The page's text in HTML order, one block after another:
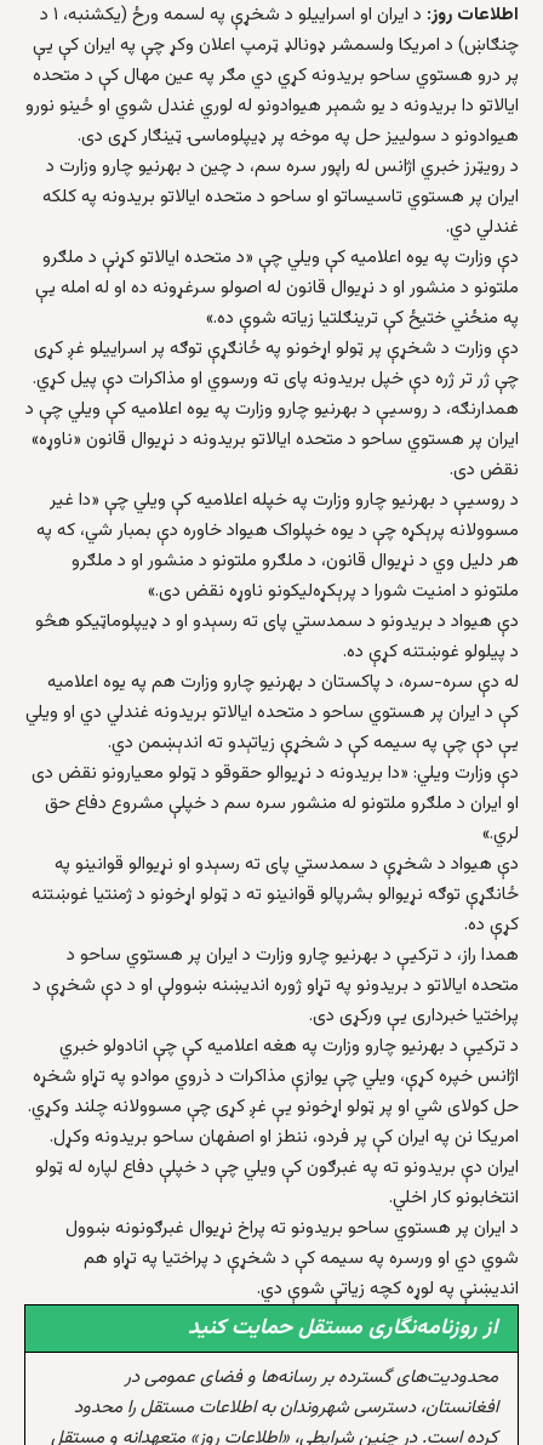
اطلاعات روز:
د ایران او اسراییلو د شخړې په لسمه ورځ (یکشنبه، ۱ د
چنګاښ) د امریکا ولسمشر ډونالډ ټرمپ اعلان وکړ چې په ایران کې یې
پر درو هستوي ساحو بریدونه کړي دي مګر په عین مهال کې د متحده
ایالاتو دا بریدونه د یو شمېر هیوادونو له لوري غندل شوي او ځینو نورو
هیوادونو د سولییز حل په موخه پر ډیپلوماسۍ ټینګار کړی دی.
د رویټرز خبري اژانس له راپور سره سم، د چین د بهرنیو چارو وزارت د
ایران پر هستوي تاسیساتو او ساحو د متحده ایالاتو بریدونه په کلکه
غندلي دي.
دې وزارت په یوه اعلامیه کې ویلي چې «د متحده ایالاتو کړنې د ملګرو
ملتونو د منشور او د نړیوال قانون له اصولو سرغړونه ده او له امله یې
په منځني ختیځ کې ترینګلتیا زیاته شوې ده.»
دې وزارت د شخړې پر ټولو اړخونو په ځانګړې توګه پر اسراییلو غږ کړی
چې ژر تر ژره دې خپل بریدونه پای ته ورسوي او مذاکرات دې پیل کړي.
همدارنګه، د روسیې د بهرنیو چارو وزارت په یوه اعلامیه کې ویلي چې د
ایران پر هستوي ساحو د متحده ایالاتو بریدونه د نړیوال قانون «ناوړه»
نقض دی.
د روسیې د بهرنیو چارو وزارت په خپله اعلامیه کې ویلي چې «دا غیر
مسوولانه پرېکړه چې د یوه خپلواک هیواد خاوره دې بمبار شي، که په
هر دلیل وي د نړیوال قانون، د ملګرو ملتونو د منشور او د ملګرو
ملتونو د امنیت شورا د پرېکړه‌لیکونو ناوړه نقض دی.»
دې هیواد د بریدونو د سمدستي پای ته رسېدو او د ډیپلوماټیکو هڅو
د پیلولو غوښتنه کړې ده.
له دې سره-سره، د پاکستان د بهرنیو چارو وزارت هم په یوه اعلامیه
کې د ایران پر هستوي ساحو د متحده ایالاتو بریدونه غندلي دي او ویلي
یې دې چې په سیمه کې د شخړې زیاتېدو ته اندېښمن دي.
دې وزارت ویلي: «دا بریدونه د نړیوالو حقوقو د ټولو معیارونو نقض دی
او ایران د ملګرو ملتونو له منشور سره سم د خپلې مشروع دفاع حق
لري.»
دې هیواد د شخړې د سمدستي پای ته رسېدو او نړیوالو قوانینو په
ځانګړې توګه نړیوالو بشرپالو قوانینو ته د ټولو اړخونو د ژمنتیا غوښتنه
کړې ده.
همدا راز، د ترکیې د بهرنیو چارو وزارت د ایران پر هستوي ساحو د
متحده ایالاتو د بریدونو په تړاو ژوره اندیښنه ښوولې او د دې شخړې د
پراختیا خبرداری یې ورکړی دی.
د ترکیې د بهرنیو چارو وزارت په هغه اعلامیه کې چې انادولو خبري
اژانس خپره کړې، ویلي چې یوازې مذاکرات د ذروي موادو په تړاو شخړه
حل کولای شي او پر ټولو اړخونو یې غږ کړی چې مسوولانه چلند وکړي.
امریکا نن په ایران کې پر فردو، ننطز او اصفهان ساحو بریدونه وکړل.
ایران دې بریدونو ته په غبرګون کې ویلي چې د خپلې دفاع لپاره له ټولو
انتخابونو کار اخلي.
د ایران پر هستوي ساحو بریدونو ته پراخ نړیوال غبرګونونه ښوول
شوي دي او ورسره په سیمه کې د شخړې د پراختیا په تړاو هم
اندیښنې په لوړه کچه زیاتې شوې دي.
از روزنامه‌نگاری مستقل حمایت کنید
محدودیت‌های گسترده بر رسانه‌ها و فضای عمومی در
افغانستان، دسترسی شهروندان به اطلاعات مستقل را محدود
کرده است. در چنین شرایطی، «اطلاعات روز» متعهدانه و مستقل